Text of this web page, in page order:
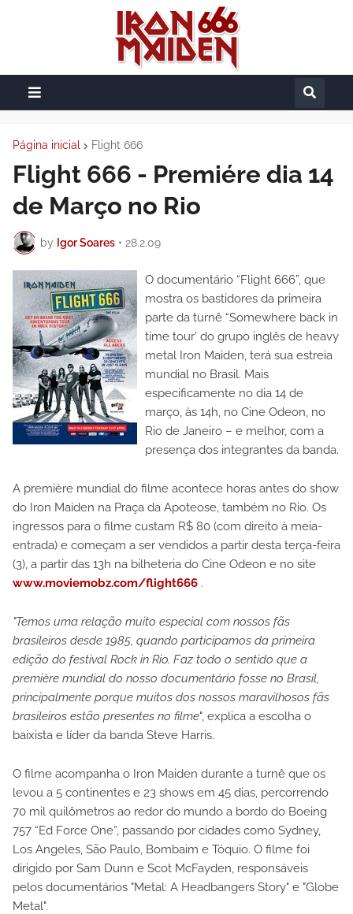
Página inicial Flight 666
Flight 666 - Premiére dia 14
de Março no Rio
by Igor Soares • 28.2.09
O documentário “Flight 666”, que
mostra os bastidores da primeira
parte da turnê “Somewhere back in
time tour’ do grupo inglês de heavy
metal Iron Maiden, terá sua estreia
mundial no Brasil. Mais
especificamente no dia 14 de
março, às 14h, no Cine Odeon, no
Rio de Janeiro – e melhor, com a
presença dos integrantes da banda.
A première mundial do filme acontece horas antes do show
do Iron Maiden na Praça da Apoteose, também no Rio. Os
ingressos para o filme custam R$ 80 (com direito à meia-
entrada) e começam a ser vendidos a partir desta terça-feira
(3), a partir das 13h na bilheteria do Cine Odeon e no site
www.moviemobz.com/flight666 .
"Temos uma relação muito especial com nossos fãs
brasileiros desde 1985, quando participamos da primeira
edição do festival Rock in Rio. Faz todo o sentido que a
première mundial do nosso documentário fosse no Brasil,
principalmente porque muitos dos nossos maravilhosos fãs
brasileiros estão presentes no filme", explica a escolha o
baixista e líder da banda Steve Harris.
O filme acompanha o Iron Maiden durante a turnê que os
levou a 5 continentes e 23 shows em 45 dias, percorrendo
70 mil quilômetros ao redor do mundo a bordo do Boeing
757 “Ed Force One”, passando por cidades como Sydney,
Los Angeles, São Paulo, Bombaim e Tóquio. O filme foi
dirigido por Sam Dunn e Scot McFayden, responsáveis
pelos documentários "Metal: A Headbangers Story" e "Globe
Metal".